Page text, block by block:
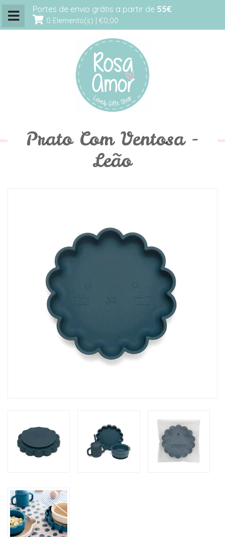
Portes de envio grátis a partir de 55€
0 Elemento(s) | €0,00
Prato Com Ventosa -
Leão